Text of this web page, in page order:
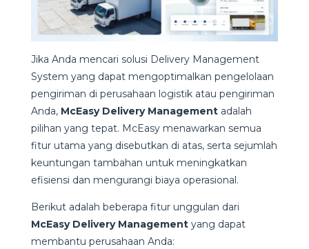
Jika Anda mencari solusi Delivery Management
System yang dapat mengoptimalkan pengelolaan
pengiriman di perusahaan logistik atau pengiriman
Anda, McEasy Delivery Managementadalah
pilihan yang tepat. McEasy menawarkan semua
fitur utama yang disebutkan di atas, serta sejumlah
keuntungan tambahan untuk meningkatkan
efisiensi dan mengurangi biaya operasional.
Berikut adalah beberapa fitur unggulan dari
McEasy Delivery Managementyang dapat
membantu perusahaan Anda: